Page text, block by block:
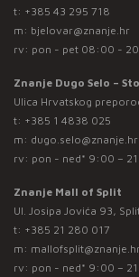
t: +385 43 295 718
m: bjelovar@znanje.hr
rv: pon - pet 08:00 -
Znanje Dugo Selo –
Ulica Hrvatskog
t: +385 1 4838 025
m: dugo.selo@znanje.hr
rv: pon - ned* 9:00 –
Znanje Mall of Split
Ul. Josipa Jovića 93,
t: +385 21 280 017
m: mallofsplit@znanje.hr
rv: pon - ned* 9:00 –